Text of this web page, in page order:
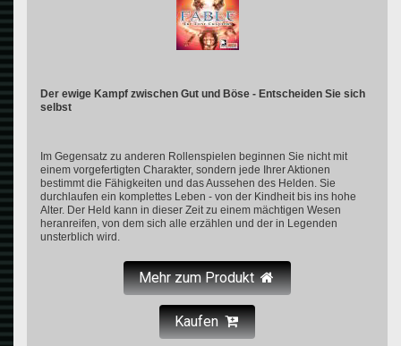
Der ewige Kampf zwischen Gut und Böse - Entscheiden Sie sich
selbst
Im Gegensatz zu anderen Rollenspielen beginnen Sie nicht mit
einem vorgefertigten Charakter, sondern jede Ihrer Aktionen
bestimmt die Fähigkeiten und das Aussehen des Helden. Sie
durchlaufen ein komplettes Leben - von der Kindheit bis ins hohe
Alter. Der Held kann in dieser Zeit zu einem mächtigen Wesen
heranreifen, von dem sich alle erzählen und der in Legenden
unsterblich wird.
Mehr zum Produkt
Kaufen